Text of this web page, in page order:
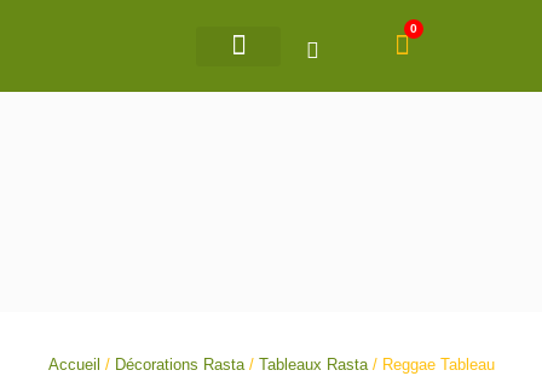
0
Panier
Accueil / Décorations Rasta/ Tableaux Rasta/ Reggae Tableau